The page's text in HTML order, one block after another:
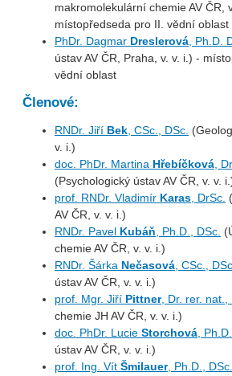
makromolekulární chemie AV ČR,
místopředseda pro II. vědní oblast
PhDr. Dagmar Dreslerová, Ph.D.
ústav AV ČR, Praha, v. v. i.) -
vědní oblast
Členové:
RNDr. Jiří Bek, CSc., DSc.
v. i.)
doc. PhDr. Martina Hřebíčková,
(Psychologický ústav AV ČR, v. v.
prof. RNDr. Vladimír Karas, DrSc.
AV ČR, v. v. i.)
RNDr. Pavel Kubáň, Ph.D., DSc.
chemie AV ČR, v. v. i.)
RNDr. Šárka Nečasová, CSc.,
ústav AV ČR, v. v. i.)
prof. Mgr. Jiří Pittner, Dr. rer. nat.,
chemie JH AV ČR, v. v. i.)
doc. PhDr. Lucie Storchová,
ústav AV ČR, v. v. i.)
prof. Ing. Vít Šmilauer, Ph.D., DSc.